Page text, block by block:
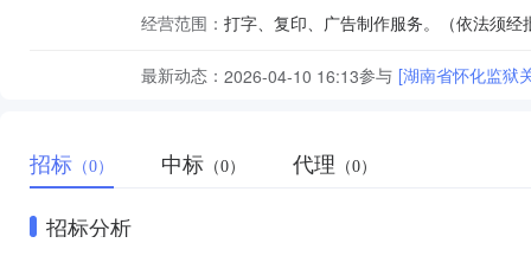
经营范围： 打字、复印、广告制作服务。（依法须
最新动态： 2026-04-10 16:13参与 [湖南省怀化监狱
招标 （0） 中标 （0） 代理 （0）
招标分析